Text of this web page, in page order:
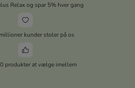
Relax og spar 5% hver gang
kunder stoler på os
produkter at vælge imellem